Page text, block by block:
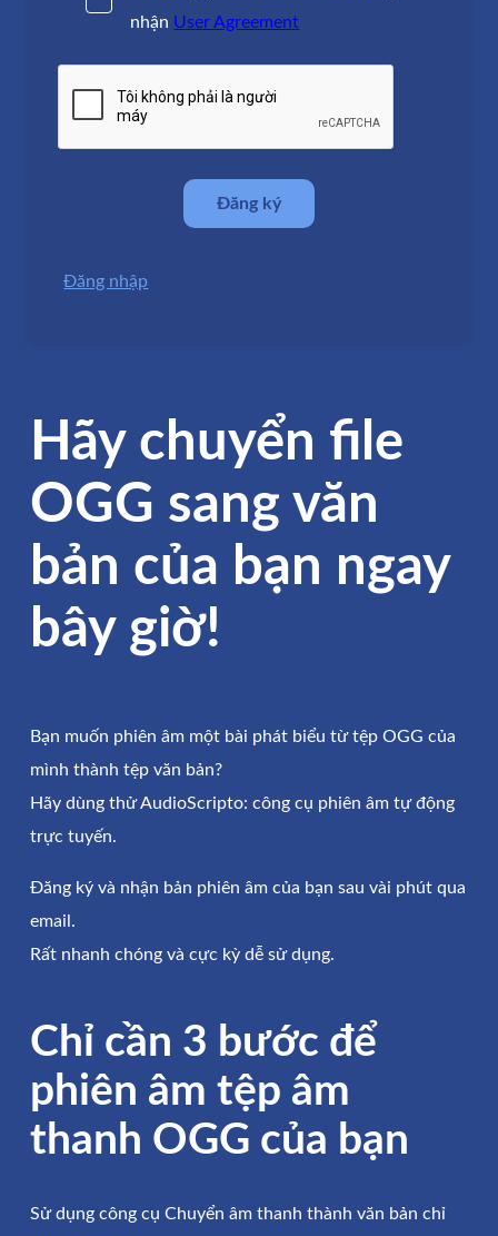
nhận User Agreement
Đăng nhập
Hãy chuyển file
OGG sang văn
bản của bạn ngay
bây giờ!
Bạn muốn phiên âm một bài phát biểu từ tệp OGG của
mình thành tệp văn bản?
Hãy dùng thử AudioScripto: công cụ phiên âm tự động
trực tuyến.
Đăng ký và nhận bản phiên âm của bạn sau vài phút qua
email.
Rất nhanh chóng và cực kỳ dễ sử dụng.
Chỉ cần 3 bước để
phiên âm tệp âm
thanh OGG của bạn
Sử dụng công cụ Chuyển âm thanh thành văn bản chỉ